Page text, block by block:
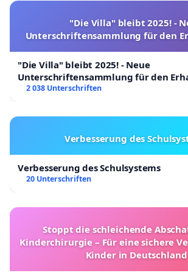
Tiere in Bad Iburg wichtiger ist als
einen Jahresbeginn ohne Angst und
Kanonendonner.
Für ein friedliches Bad Iburg. Heute,
der Zukunft!
"Die Villa" bleibt 2025! -
Unterschriftensammlung für den
"Die Villa" bleibt 2025! - Neue
Unterschriftensammlung für den
2 038 Unterschriften
Verbesserung des
Verbesserung des Schulsystems
20 Unterschriften
Stoppt die schleichende
Kinderchirurgie – Für eine sichere
Kinder in Deutschland